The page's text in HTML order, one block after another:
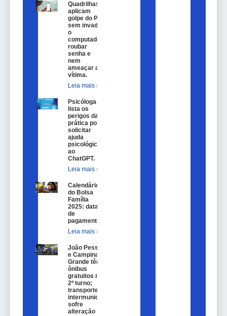
Quadrilhas
aplicam
golpe do Pix
sem invadir
o
computador,
roubar
senha e
nem
ameaçar a
vítima.
Leia mais »
Psicóloga
lista os
perigos da
prática por
solicitar
ajuda
psicológica
ao
ChatGPT.
Leia mais »
Calendário
do Bolsa
Família
2025: datas
de
pagamento.
Leia mais »
João Pessoa
e Campina
Grande têm
ônibus
gratuitos no
2º turno;
transporte
intermunicipal
sofre
alteração